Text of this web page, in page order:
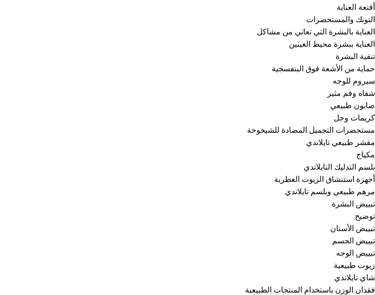
أقنعة العناية
التونك والمستحضرات
العناية بالبشرة التي تعاني من مشاكل
العناية ببشرة محيط العينين
تنقية البشرة
حماية من الأشعة فوق البنفسجية
سيروم للوجه
شفاه وفم مثير
صابون طبيعي
كريمات وجل
مستحضرات التجميل المضادة للشيخوخة
مقشر طبيعي تايلاندي
مكياج
بلسم التدليك التايلاندي
أجهزة استنشاق الزيوت العطرية
مرهم طبيعي وبلسم تايلاندي
تبييض البشرة
توضيح
تبييض الأسنان
تبييض الجسم
تبييض الوجه
زيوت طبيعية
شاي تايلاندي
فقدان الوزن باستخدام المنتجات الطبيعية